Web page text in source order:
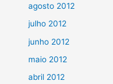
agosto 2012
julho 2012
junho 2012
maio 2012
abril 2012